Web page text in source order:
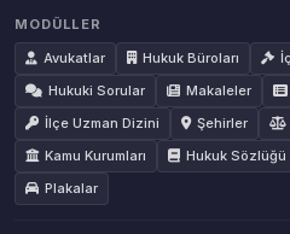
MODÜLLER
Avukatlar
Hukuk Büroları
Hukuki Sorular
Makaleler
İlçe Uzman Dizini
Şehirler
Kamu Kurumları
Hukuk Sözlüğü
Plakalar